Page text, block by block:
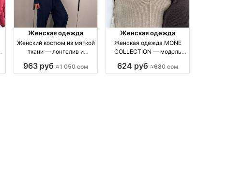
Женская одежда
Женский костюм из мягкой
ткани — лонгслив и
963 руб ≈1 050 сом
Женская одежда
Женская одежда MONE
COLLECTION — модель
оттенках бренд Made in
624 руб ≈680 сом